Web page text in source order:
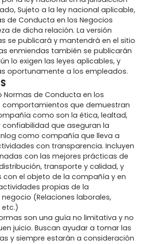
Sujeto a la ley nacional aplicable,
de Conducta en los Negocios
de dicha relación. La versión
se publicará y mantendrá en el sitio
enmiendas también se publicarán
lo exigen las leyes aplicables, y
oportunamente a los empleados.
Normas de Conducta en los
comportamientos que demuestran
como son la ética, lealtad,
que aseguran la
como compañía que lleva a
con transparencia. Incluyen
con las mejores prácticas de
transporte y calidad, y
el objeto de la compañía y en
propias de la
(Relaciones laborales,
etc.)
son una guía no limitativa y no
juicio. Buscan ayudar a tomar las
y siempre estarán a consideración